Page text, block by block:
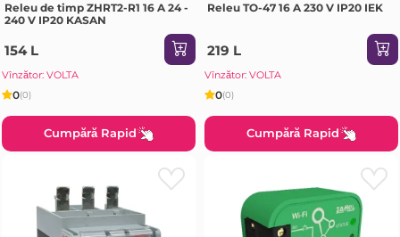
Releu de timp ZHRT2-R1 16 A 24 -
240 V IP20 KASAN
154 L
Vînzător: VOLTA
0(0)
Cumpără Rapid
Releu TO-47 16 A 230 V IP20 IEK
219 L
Vînzător: VOLTA
0(0)
Cumpără Rapid